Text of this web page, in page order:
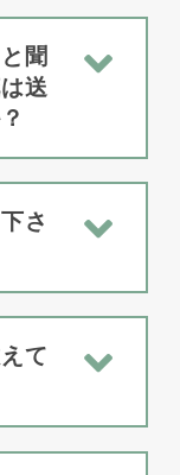
聞
送
さ
て